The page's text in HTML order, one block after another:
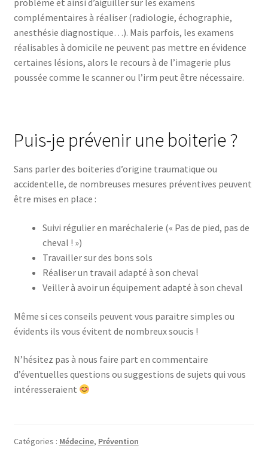
complémentaires à réaliser (radiologie, échographie,
anesthésie diagnostique…). Mais parfois, les examens
réalisables à domicile ne peuvent pas mettre en évidence
certaines lésions, alors le recours à de l’imagerie plus
poussée comme le scanner ou l’irm peut être nécessaire.
Puis-je prévenir une boiterie ?
Sans parler des boiteries d’origine traumatique ou
accidentelle, de nombreuses mesures préventives peuvent
être mises en place :
Suivi régulier en maréchalerie (« Pas de pied, pas de
cheval ! »)
Travailler sur des bons sols
Réaliser un travail adapté à son cheval
Veiller à avoir un équipement adapté à son cheval
Même si ces conseils peuvent vous paraitre simples ou
évidents ils vous évitent de nombreux soucis !
N’hésitez pas à nous faire part en commentaire
d’éventuelles questions ou suggestions de sujets qui vous
intéresseraient
Catégories : Médecine, Prévention